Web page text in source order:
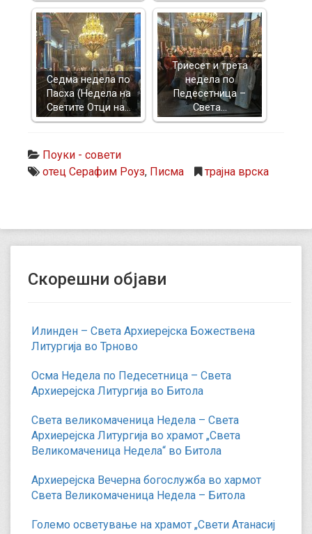
Седма недела по
Пасха (Недела на
Светите Отци на…
Триесет и трета
недела по
Педесетница –
Света…
Поуки - совети
отец Серафим Роуз, Писма трајна врска
Скорешни објави
Илинден – Света Архиерејска Божествена
Литургија во Трново
Осма Недела по Педесетница – Света
Архиерејска Литургија во Битола
Света великомаченица Недела – Света
Архиерејска Литургија во храмот „Света
Великомаченица Недела“ во Битола
Архиерејска Вечерна богослужба во хармот
Света Великомаченица Недела – Битола
Големо осветување на храмот „Свети Атанасиј